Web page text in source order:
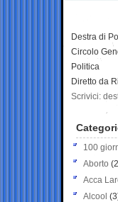
Destra di
Circolo
Politica
Diretto da
Scrivici:
100
Aborto
Acca
Alcool